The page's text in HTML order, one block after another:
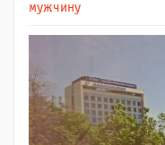
мужчину